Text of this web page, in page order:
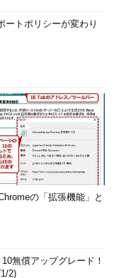
ートポリシーが変わり
の「拡張機能」と
無償アップグレード！
2)